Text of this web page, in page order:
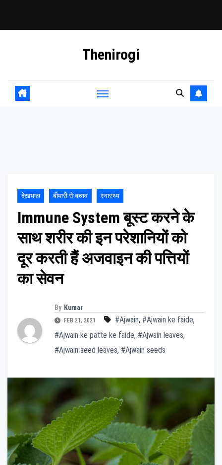
Thenirogi
देखभाल बीमारी से बचाव स्वास्थ्य
Immune System बूस्ट करने के
साथ शरीर की इन परेशानियों को
दूर करती हैं अजवाइन की पत्तियों
का सेवन
By Kumar
FEB 21, 2021 #Ajwain, #Ajwain ke faide,
#Ajwain ke patte ke faide, #Ajwain leaves,
#Ajwain seed leaves, #Ajwain seeds